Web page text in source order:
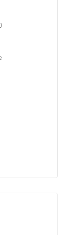
140
R20
dCi
TD
TD